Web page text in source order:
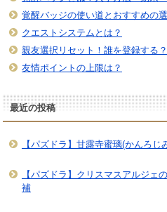
覚醒バッジの使い道とおすすめの
クエストシステムとは？
親友選択リセット！誰を登録する？
友情ポイントの上限は？
最近の投稿
【パズドラ】甘露寺蜜璃(かんろ
【パズドラ】クリスマスアルジェ
補